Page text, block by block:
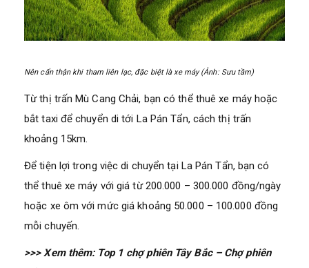
Nên cẩn thận khi tham liên lạc, đặc biệt là xe máy (Ảnh: Sưu tầm)
Từ thị trấn Mù Cang Chải, bạn có thể thuê xe máy hoặc
bắt taxi để chuyển di tới La Pán Tẩn, cách thị trấn
khoảng 15km.
Để tiện lợi trong việc di chuyển tại La Pán Tẩn, bạn có
thể thuê xe máy với giá từ 200.000 – 300.000 đồng/ngày
hoặc xe ôm với mức giá khoảng 50.000 – 100.000 đồng
mỗi chuyến.
>>> Xem thêm: Top 1 chợ phiên Tây Bắc – Chợ phiên